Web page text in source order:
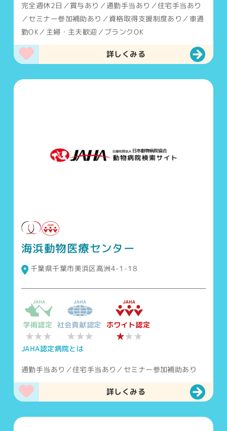
完全週休2日／賞与あり／通勤手当あり／住宅手当あり
／セミナー参加補助あり／資格取得支援制度あり／車通
勤OK／主婦・主夫歓迎／ブランクOK
詳しくみる
海浜動物医療センター
千葉県千葉市美浜区高洲4-1-18
学術認定
★★★
社会貢献認定
★★★
ホワイト認定
★★★
JAHA認定病院とは
通勤手当あり／住宅手当あり／セミナー参加補助あり
詳しくみる